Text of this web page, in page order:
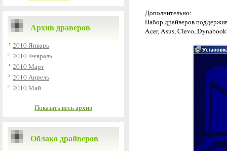
Архив драверов
2010 Январь
2010 Февраль
2010 Март
2010 Апрель
2010 Май
Показать весь архив
Облако драйверов
Дополнительно:
Набор драйверов
Acer, Asus, Clevo,